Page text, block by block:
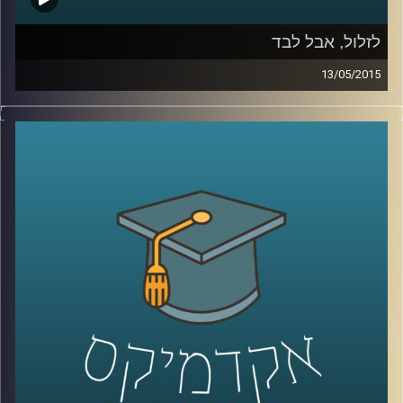
לזלול, אבל לבד
13/05/2015
ליאור זלמנסון עוסק בתרבות הוירטואלית
האם פרסום הוא המודל העסקי היחיד האפשרי?
באמנות הוא מייסד ומוביל את פסטיבל
בסינמטק חולון, העוסק בהשפעות
המהפכה הדיגיטלית על חיינו, בעיקר דרך
ייצוגים בקולנוע. ליאור מספר על השפעתה של
צפיית הזלילה על קהל הצופים ועל שיחות
המסדרון שלנו, ומשם על הצורך החברתי
בקהילתיות. עוד שוחחנו על מושג הכבדות –